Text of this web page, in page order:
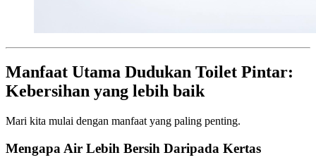
Manfaat Utama Dudukan Toilet Pintar:
Kebersihan yang lebih baik
Mari kita mulai dengan manfaat yang paling penting.
Mengapa Air Lebih Bersih Daripada Kertas